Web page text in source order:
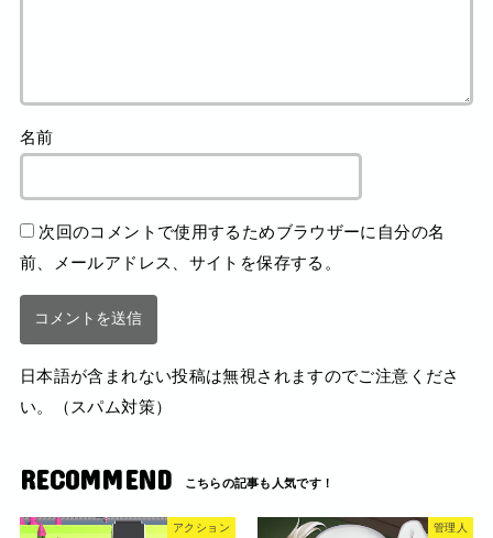
名前
次回のコメントで使用するためブラウザーに自分の名
前、メールアドレス、サイトを保存する。
日本語が含まれない投稿は無視されますのでご注意くださ
い。（スパム対策）
RECOMMEND
アクション 管理人